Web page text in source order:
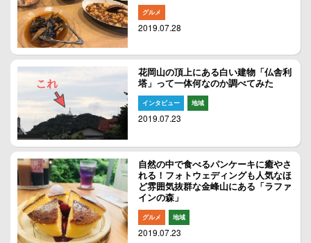
グルメ
2019.07.28
花岡山の頂上にある白い建物「仏舎利
塔」って一体何なのか調べてみた
インタビュー 地域
2019.07.23
自然の中で食べるパンケーキに癒やさ
れる！フォトウェディングも人気なほ
ど雰囲気抜群な金峰山にある「ラファ
インの森」
グルメ 地域
2019.07.23